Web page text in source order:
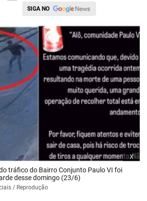
SIGA NO
x
tráfico do Bairro Conjunto Paulo VI foi
desse domingo (23/6)
/ Reprodução